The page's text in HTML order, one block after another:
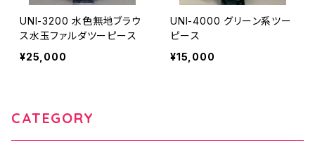
UNI-3200 水色無地ブラウ
ス水玉ファルダツーピース
¥25,000
UNI-4000 グリーン系ツー
ピース
¥15,000
CATEGORY